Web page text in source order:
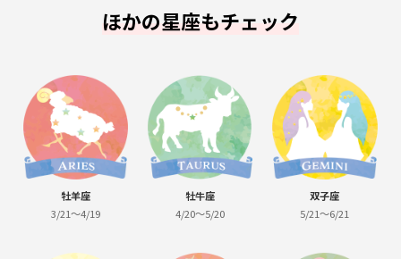
ほかの星座もチェック
牡羊座
3/21～4/19
牡牛座
4/20～5/20
双子座
5/21～6/21